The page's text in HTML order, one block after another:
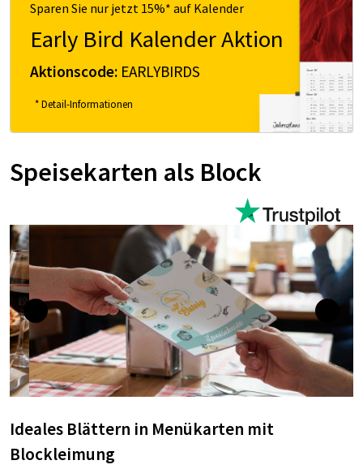
Sparen Sie nur jetzt 15%* auf Kalender
Early Bird Kalender Aktion
Aktionscode: EARLYBIRDS
* Detail-Informationen
Speisekarten als Block
Ideales Blättern in Menükarten mit
Blockleimung